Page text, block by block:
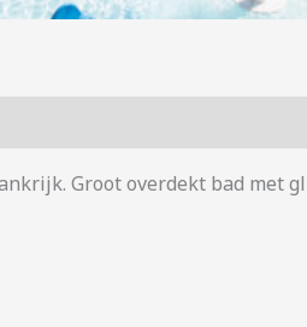
Groot overdekt bad met